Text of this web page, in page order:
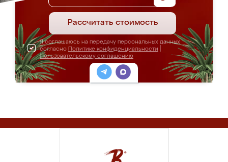
Рассчитать стоимость
Я соглашаюсь на передачу персональных данных
согласно Политике конфиденциальности
Пользовательскому соглашению